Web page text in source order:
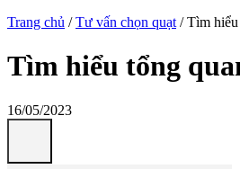
Trang chủ /Tư vấn chọn quạt /Tìm hiểu
Tìm hiểu tổng
16/05/2023